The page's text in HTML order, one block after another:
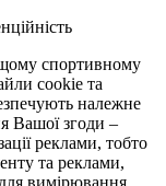
спортивному
cookie та
належне
Вашої згоди –
реклами, тобто
та реклами,
вимірювання